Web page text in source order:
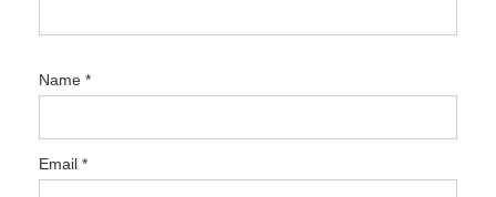
Name *
Email *